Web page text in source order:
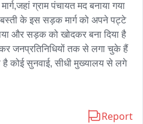
ग्राम पंचायत मद बनाया गया
के इस सड़क मार्ग को अपने पट्टे
और सड़क को खोदकर बना दिया है
जनप्रतिनिधियों तक से लगा चुके हैं
है कोई सुनवाई, सीधी मुख्यालय से लगे
Report